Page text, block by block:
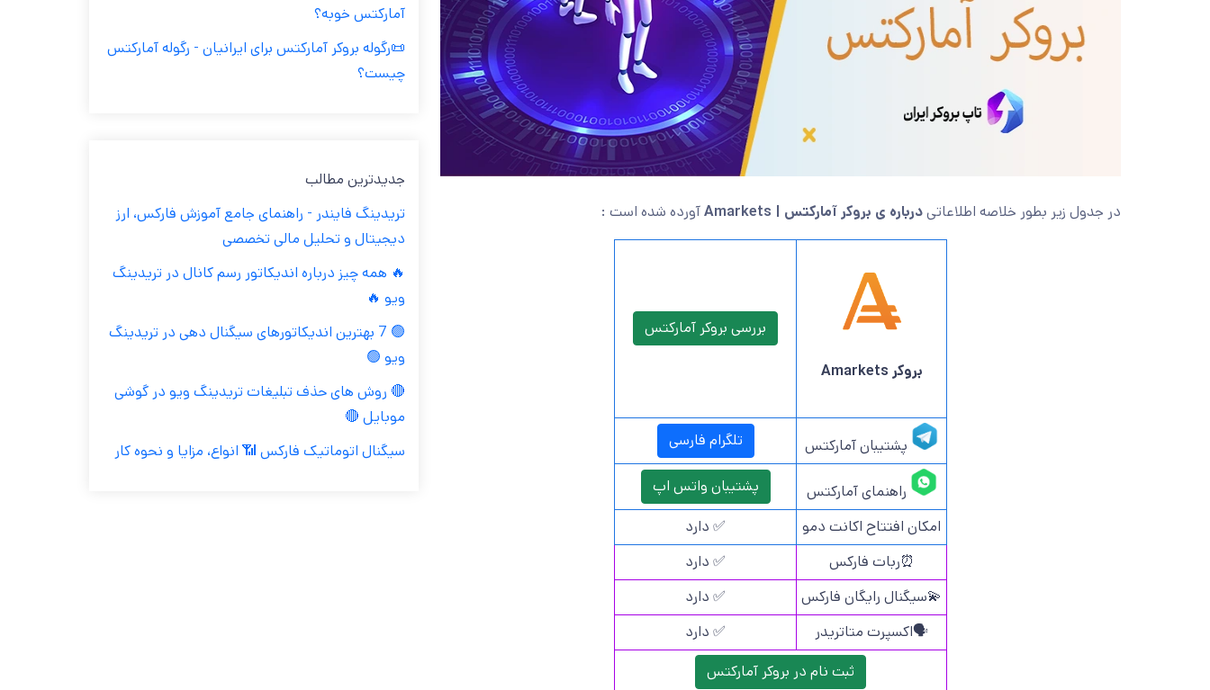
در جدول زیر بطور خلاصه اطلاعاتیدرباره ی بروکر آمارکتس | Amarkets آورده شده است :
بروکر Amarkets
بررسی بروکر آمارکتس
پشتیبان آمارکتس تلگرام فارسی
راهنمای آمارکتس
پشتیبان واتس اپ
امکان افتتاح اکانت دمو
✅ دارد
⏰ربات فارکس
✅ دارد
💫سیگنال رایگان فارکس
✅ دارد
🗣️اکسپرت متاتریدر
✅ دارد
ثبت نام در بروکر آمارکتس
آمارکتس خوبه؟
📜رگوله بروکر آمارکتس برای ایرانیان - رگوله آمارکتس
چیست؟
جدیدترین مطالب
تریدینگ فایندر - راهنمای جامع آموزش فارکس، ارز
دیجیتال و تحلیل مالی تخصصی
🔥 همه چیز درباره اندیکاتور رسم کانال در تریدینگ
ویو 🔥
🟢 7 بهترین اندیکاتورهای سیگنال دهی در تریدینگ
ویو 🟢
🔴 روش های حذف تبلیغات تریدینگ ویو در گوشی
موبایل 🔴
سیگنال اتوماتیک فارکس 📶 انواع، مزایا و نحوه کار